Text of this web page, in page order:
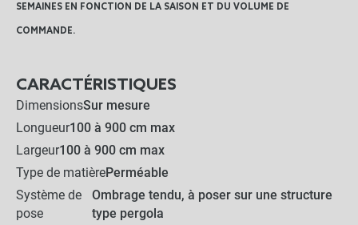
AJOUTER L'ENSEMBLE AU
SEMAINES EN FONCTION DE LA SAISON ET DU VOLUME DE
COMMANDE.
CARACTÉRISTIQUES
DimensionsSur mesure
Longueur100 à 900 cm max
Largeur100 à 900 cm max
Type de matièrePerméable
Système de
pose
Ombrage tendu, à poser sur une structure
type pergola